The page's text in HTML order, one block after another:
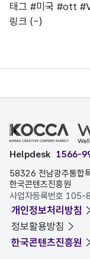
태그 #미국 #ott
링크 (-)
Helpdesk 1566-
58326 전남광주통합
한국콘텐츠진흥원
사업자등록번호
개인정보처리방침
정보활용방침
한국콘텐츠진흥원